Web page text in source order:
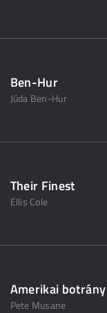
Ben-Hur
Júda Ben-Hur
Their Finest
Ellis Cole
Amerikai botrány
Pete Musane